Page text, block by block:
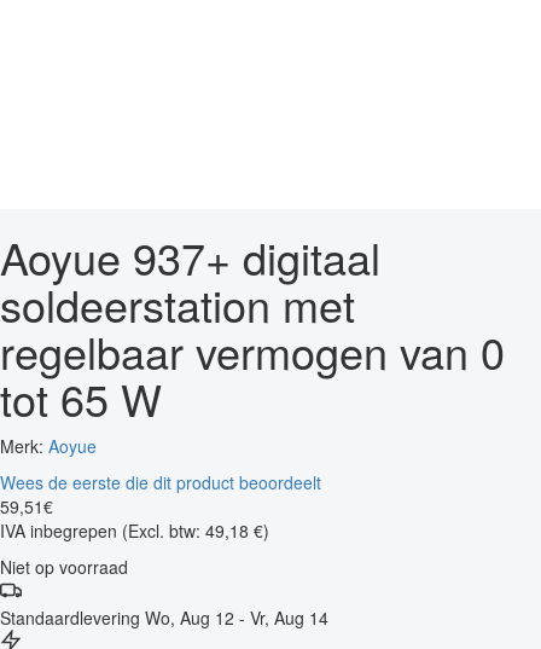
Aoyue 937+ digitaal
soldeerstation met
regelbaar vermogen van 0
tot 65 W
Merk: Aoyue
Wees de eerste die dit product beoordeelt
59,51€
IVA inbegrepen (Excl. btw: 49,18 €)
Niet op voorraad
Standaardlevering Wo, Aug 12 - Vr, Aug 14